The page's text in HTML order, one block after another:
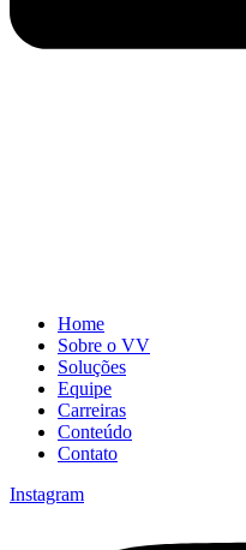
Home
Sobre o VV
Soluções
Equipe
Carreiras
Conteúdo
Contato
Instagram